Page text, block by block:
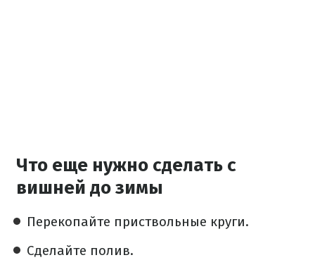
Что еще нужно сделать с
вишней до зимы
Перекопайте приствольные круги.
Сделайте полив.